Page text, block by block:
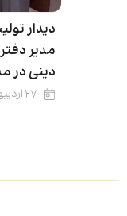
دیدار
مدیر
دینی در
۲۷ اردیبهشت ۱۴۰۵